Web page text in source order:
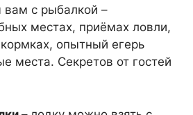
с рыбалкой –
местах, приёмах ловли,
опытный егерь
места. Секретов от гостей